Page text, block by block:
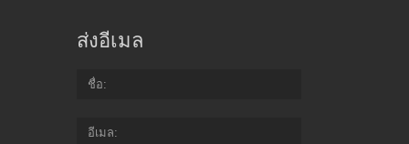
ส่งอีเมล
ชื่อ
อีเมล